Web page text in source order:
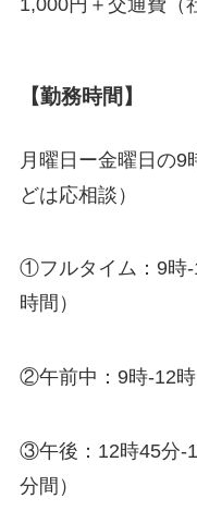
【勤務時間】
月曜日ー金曜日の9
どは応相談）
①フルタイム：9時-
時間）
②午前中：9時-12時
③午後：12時45分-
分間）